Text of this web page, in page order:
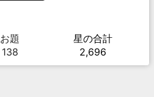
お題
138
星の合計
2,696